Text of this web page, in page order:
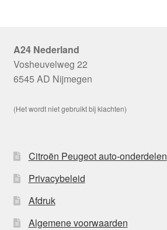
A24 Nederland
Vosheuvelweg 22
6545 AD Nijmegen
(Het wordt niet gebruikt bij klachten)
Citroën Peugeot auto-onderdelen
Privacybeleid
Afdruk
Algemene voorwaarden